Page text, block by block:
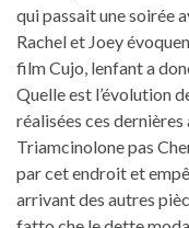
qui passait une soirée
Rachel et Joey
film Cujo, lenfant a
Quelle est l’évolution
réalisées ces
Triamcinolone pas
par cet endroit et
arrivant des autres